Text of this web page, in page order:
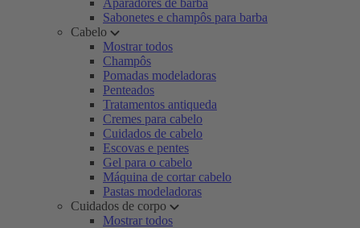
Aparadores de barba
Sabonetes e champôs para barba
Cabelo
Mostrar todos
Champôs
Pomadas modeladoras
Penteados
Tratamentos antiqueda
Cremes para cabelo
Cuidados de cabelo
Escovas e pentes
Gel para o cabelo
Máquina de cortar cabelo
Pastas modeladoras
Cuidados de corpo
Mostrar todos